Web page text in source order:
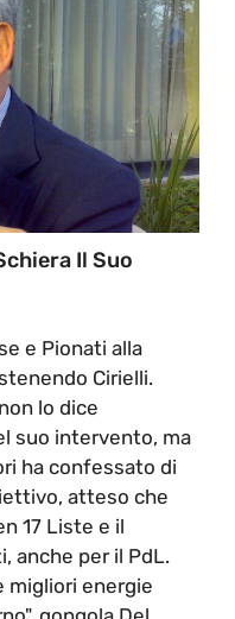
Il Suo
e Pionati alla
Cirielli.
lo dice
suo intervento, ma
ha confessato di
atteso che
17 Liste e il
anche per il PdL.
migliori energie